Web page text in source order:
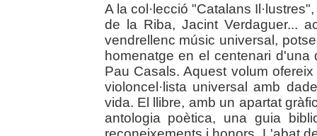
A la col·lecció "Catalans
de la Riba, Jacint Verdaguer...
vendrellenc músic universal,
homenatge en el centenari
Pau Casals. Aquest volum
violoncel·lista universal amb
vida. El llibre, amb un apartat
antologia poètica, una guia